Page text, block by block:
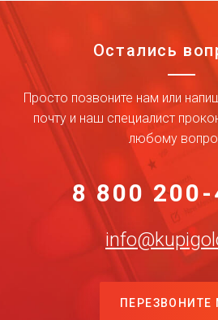
Остались
Просто позвоните нам или
почту и наш специалист
любому
8 800 200-
ПЕРЕЗВОНИТЕ